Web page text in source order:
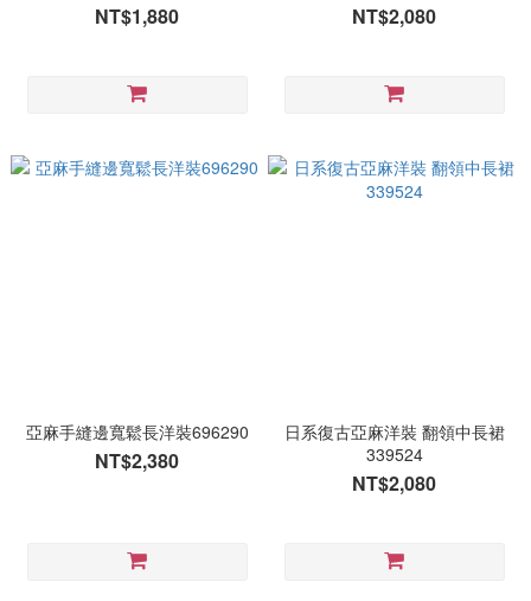
NT$1,880 NT$2,080
亞麻手縫邊寬鬆長洋裝696290
NT$2,380
日系復古亞麻洋裝 翻領中長裙
339524
NT$2,080